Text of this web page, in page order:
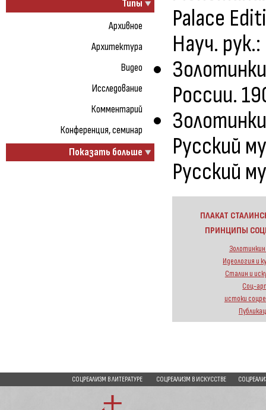
Типы
Архивное
Архитектура
Видео
Исследование
Комментарий
Конференция, семинар
Показать больше
Palace
Науч.
России.
Русский
Русский
ПЛАКАТ
ПРИНЦИПЫ
Идеология и
Сталин и
Соц-
истоки
СОЦРЕАЛИЗМ В ЛИТЕРАТУРЕ СОЦРЕАЛИЗМ В ИСКУССТВЕ